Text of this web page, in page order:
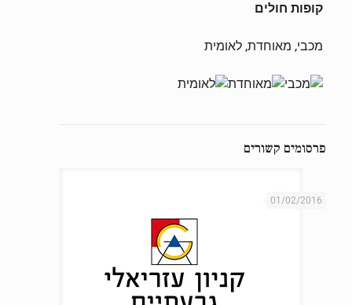
קופות חולים
מכבי, מאוחדת, לאומית
פרסומים קשורים
01/02/2016